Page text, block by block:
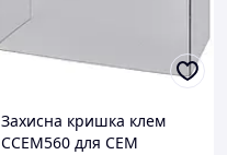
Захисна кришка клем
CCEM560 для CEM